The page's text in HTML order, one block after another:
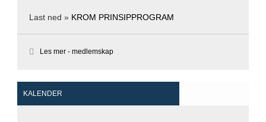
Last ned » KROM PRINSIPPROGRAM
 Les mer - medlemskap
KALENDER